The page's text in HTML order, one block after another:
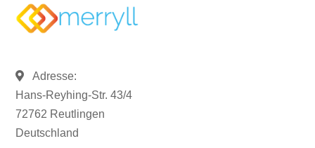
Adresse:
Hans-Reyhing-Str. 43/4
72762 Reutlingen
Deutschland